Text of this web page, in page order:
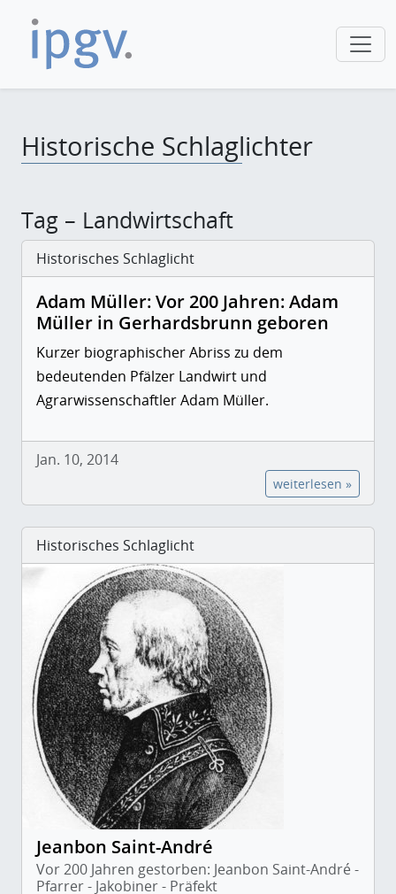
Historische Schlaglichter
Tag – Landwirtschaft
Historisches Schlaglicht
Adam Müller: Vor 200 Jahren: Adam
Müller in Gerhardsbrunn geboren
Kurzer biographischer Abriss zu dem
bedeutenden Pfälzer Landwirt und
Agrarwissenschaftler Adam Müller.
Jan. 10, 2014
weiterlesen »
Historisches Schlaglicht
Jeanbon Saint-André
Vor 200 Jahren gestorben: Jeanbon Saint-André -
Pfarrer - Jakobiner - Präfekt